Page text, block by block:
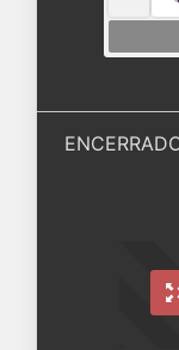
Categoria